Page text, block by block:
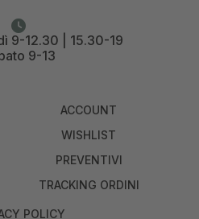
9-12.30 | 15.30-19
9-13
ACCOUNT
WISHLIST
PREVENTIVI
TRACKING ORDINI
POLICY